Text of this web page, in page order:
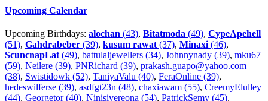
Upcoming Calendar
Upcoming Birthdays: alochan (43), Bitatmoda (49), CypeApehell
(51), Gahdrabeber (39), kusum rawat(37), Minaxi(46),
ScuncnapLat(49), battulaljewellers (34), Johnnynady (39), mku67
(59), Neilere (39), PNRichard (39), prakash.guapo@yahoo.com
(38), Swistidowk (52), TaniyaValu (40), FeraOnline (39),
hedeswilferse (39), asdfgt23n (48), chaxiawam (55), CreemyElulley
(44), Georgetor (40), Ninisivereona (54), PatrickSemy (45),